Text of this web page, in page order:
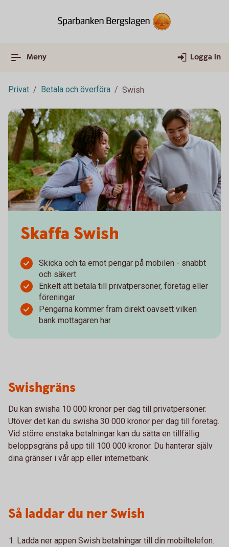
Meny Logga in
Privat Betala och överföra Swish
Skaffa Swish
Skicka och ta emot pengar på mobilen - snabbt
och säkert
Enkelt att betala till privatpersoner, företag eller
föreningar
Pengarna kommer fram direkt oavsett vilken
bank mottagaren har
Swishgräns
Du kan swisha 10 000 kronor per dag till privatpersoner.
Utöver det kan du swisha 30 000 kronor per dag till företag.
Vid större enstaka betalningar kan du sätta en tillfällig
beloppsgräns på upp till 100 000 kronor. Du hanterar själv
dina gränser i vår app eller internetbank.
Så laddar du ner Swish
Ladda ner appen Swish betalningar till din mobiltelefon.